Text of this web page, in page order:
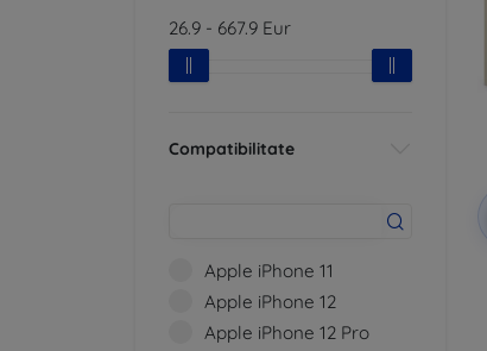
26.9 - 667.9 Eur
Compatibilitate
Apple iPhone 11
Apple iPhone 12
Apple iPhone 12 Pro